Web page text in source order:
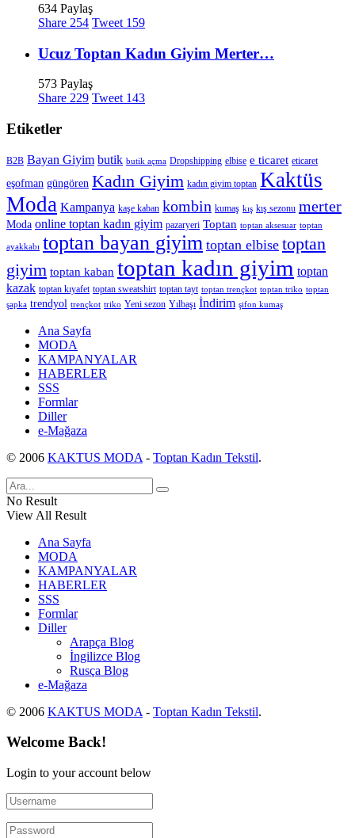
634 Paylaş
Share 254 Tweet 159
Ucuz Toptan Kadın Giyim Merter…
573 Paylaş
Share 229 Tweet 143
Etiketler
B2B Bayan Giyim butik butik açma Dropshipping elbise e ticaret eticaret
eşofman güngören Kadın Giyim kadın giyim toptan Kaktüs
Moda Kampanya kaşe kaban kombin kumaş kış kış sezonu merter
Moda online toptan kadın giyim pazaryeri Toptan toptan aksesuar toptan
ayakkabı toptan bayan giyim toptan elbise toptan
giyim toptan kaban toptan kadın giyim toptan
kazak toptan kıyafet toptan sweatshirt toptan tayt toptan trençkot toptan triko toptan
şapka trendyol trençkot triko Yeni sezon Yılbaşı İndirim şifon kumaş
Ana Sayfa
MODA
KAMPANYALAR
HABERLER
SSS
Formlar
Diller
e-Mağaza
© 2006 KAKTUS MODA - Toptan Kadın Tekstil.
No Result
View All Result
Ana Sayfa
MODA
KAMPANYALAR
HABERLER
SSS
Formlar
Diller
Arapça Blog
İngilizce Blog
Rusça Blog
e-Mağaza
© 2006 KAKTUS MODA - Toptan Kadın Tekstil.
Welcome Back!
Login to your account below